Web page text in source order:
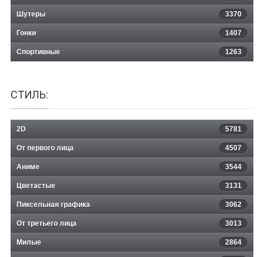
Шутеры 3370
Гонки 1407
Спортивные 1263
СТИЛЬ:
2D 5781
От первого лица 4507
Аниме 3544
Цветастые 3131
Пиксельная графика 3062
От третьего лица 3013
Милые 2864